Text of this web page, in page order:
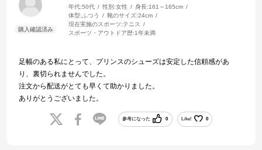
年代:50代 性別:女性 身長:161～165cm
体型: ふつう 靴のサイズ:24cm
現在実施のスポーツ:テニス
スポーツ・アウトドア歴:1年未満
足幅のある私にとって、プリンスのシューズは安定した信頼感があ
り、裏切られませんでした。
注文から配送がとても早くて助かりました。
ありがとうございました。
参考になった 0 Like! 0